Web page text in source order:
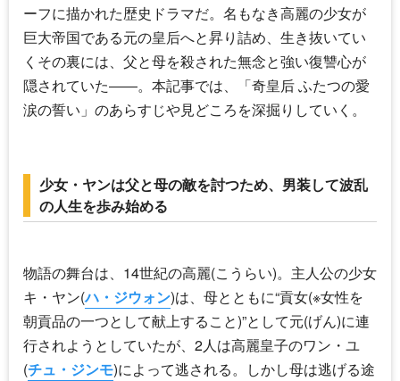
ーフに描かれた歴史ドラマだ。名もなき高麗の少女が
巨大帝国である元の皇后へと昇り詰め、生き抜いてい
くその裏には、父と母を殺された無念と強い復讐心が
隠されていた――。本記事では、「奇皇后 ふたつの愛
涙の誓い」のあらすじや見どころを深掘りしていく。
少女・ヤンは父と母の敵を討つため、男装して波乱
の人生を歩み始める
物語の舞台は、14世紀の高麗(こうらい)。主人公の少女
キ・ヤン(ハ・ジウォン)は、母とともに“貢女(※女性を
朝貢品の一つとして献上すること)”として元(げん)に連
行されようとしていたが、2人は高麗皇子のワン・ユ
(チュ・ジンモ)によって逃される。しかし母は逃げる途